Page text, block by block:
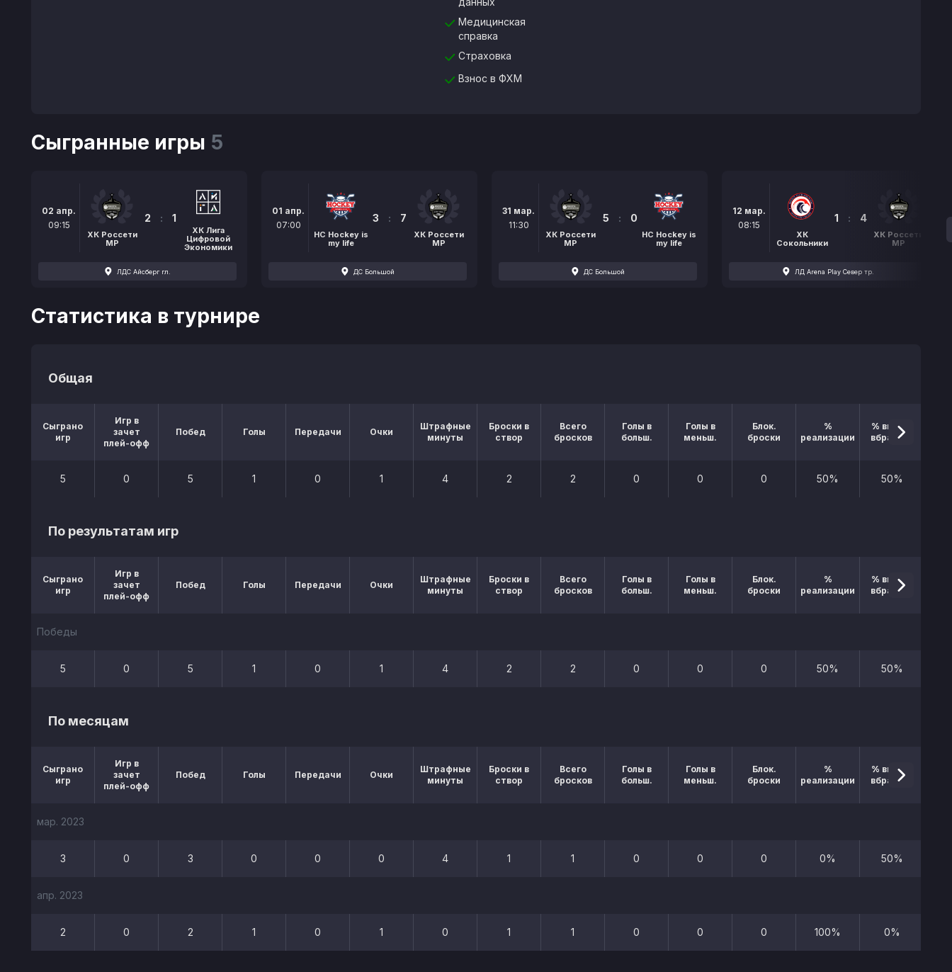
Медицинская
справка
Страховка
Взнос в ФХМ
Сыгранные игры 5
02 апр.
09:15
ХК Россети
МР
2 : 1
ХК Лига
Цифровой
Экономики
ЛДС Айсберг гл.
01 апр.
07:00
НС Hockey is
my life
3 : 7
ХК Россети
МР
ДС Большой
31 мар.
11:30
ХК Россети
МР
5 : 0
НС Hockey is
my life
ДС Большой
12 мар.
08:15
ХК
Сокольники
1 : 4
ХК Россети
МР
ЛД Arena Play Север тр.
Статистика в турнире
Общая
Сыграно
игр
Игр в
зачет
плей-офф
Побед Голы Передачи Очки
Штрафные
минуты
Броски в
створ
Всего
бросков
Голы в
больш.
Голы в
меньш.
Блок.
броски
%
реализации
% выигр.
вбрасыв.
5 0 5 1 0 1 4 2 2 0 0 0 50% 50%
По результатам игр
Сыграно
игр
Игр в
зачет
плей-офф
Побед Голы Передачи Очки
Штрафные
минуты
Броски в
створ
Всего
бросков
Голы в
больш.
Голы в
меньш.
Блок.
броски
%
реализации
% выигр.
вбрасыв.
Победы
5 0 5 1 0 1 4 2 2 0 0 0 50% 50%
По месяцам
Сыграно
игр
Игр в
зачет
плей-офф
Побед Голы Передачи Очки
Штрафные
минуты
Броски в
створ
Всего
бросков
Голы в
больш.
Голы в
меньш.
Блок.
броски
%
реализации
% выигр.
вбрасыв.
мар. 2023
3 0 3 0 0 0 4 1 1 0 0 0 0% 50%
апр. 2023
2 0 2 1 0 1 0 1 1 0 0 0 100% 0%